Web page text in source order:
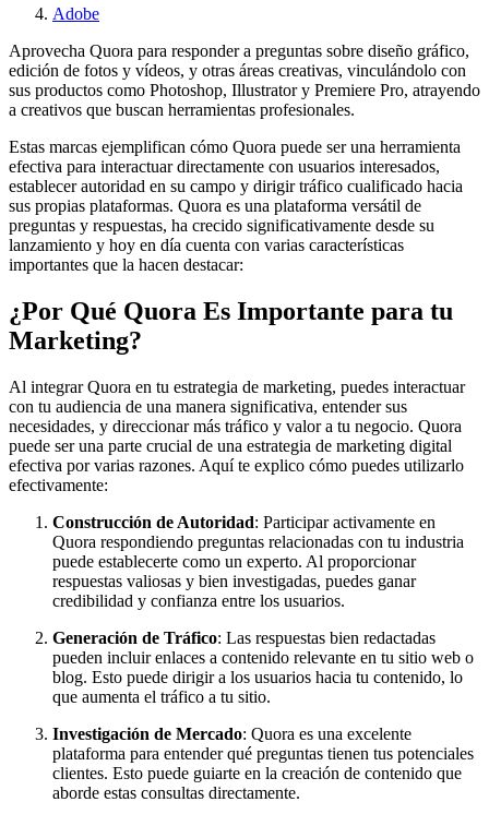
Adobe
Aprovecha Quora para responder a preguntas sobre diseño gráfico,
edición de fotos y vídeos, y otras áreas creativas, vinculándolo con
sus productos como Photoshop, Illustrator y Premiere Pro, atrayendo
a creativos que buscan herramientas profesionales.
Estas marcas ejemplifican cómo Quora puede ser una herramienta
efectiva para interactuar directamente con usuarios interesados,
establecer autoridad en su campo y dirigir tráfico cualificado hacia
sus propias plataformas. Quora es una plataforma versátil de
preguntas y respuestas, ha crecido significativamente desde su
lanzamiento y hoy en día cuenta con varias características
importantes que la hacen destacar:
¿Por Qué Quora Es Importante para tu
Marketing?
Al integrar Quora en tu estrategia de marketing, puedes interactuar
con tu audiencia de una manera significativa, entender sus
necesidades, y direccionar más tráfico y valor a tu negocio. Quora
puede ser una parte crucial de una estrategia de marketing digital
efectiva por varias razones. Aquí te explico cómo puedes utilizarlo
efectivamente:
Construcción de Autoridad: Participar activamente en
Quora respondiendo preguntas relacionadas con tu industria
puede establecerte como un experto. Al proporcionar
respuestas valiosas y bien investigadas, puedes ganar
credibilidad y confianza entre los usuarios.
Generación de Tráfico: Las respuestas bien redactadas
pueden incluir enlaces a contenido relevante en tu sitio web o
blog. Esto puede dirigir a los usuarios hacia tu contenido, lo
que aumenta el tráfico a tu sitio.
Investigación de Mercado: Quora es una excelente
plataforma para entender qué preguntas tienen tus potenciales
clientes. Esto puede guiarte en la creación de contenido que
aborde estas consultas directamente.